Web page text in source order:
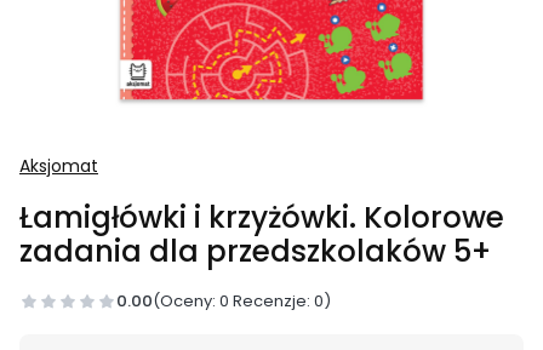
Aksjomat
Łamigłówki i krzyżówki. Kolorowe
zadania dla przedszkolaków 5+
0.00(Oceny: 0 Recenzje: 0)